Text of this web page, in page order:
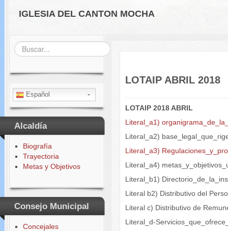
IGLESIA DEL CANTON MOCHA
Buscar...
Español
Alcaldía
Biografía
Trayectoria
Metas y Objetivos
Consejo Municipal
Concejales
LOTAIP ABRIL 2018
LOTAIP 2018 ABRIL
Literal_a1)
Literal_a2)
Literal_a3)
Literal_a4)
Literal_b1)
Literal b2) Distributivo del
Literal c) Distributivo de
Literal_d-